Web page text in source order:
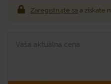
Zaregistrujte sa a získate
Vaša aktuálna cena